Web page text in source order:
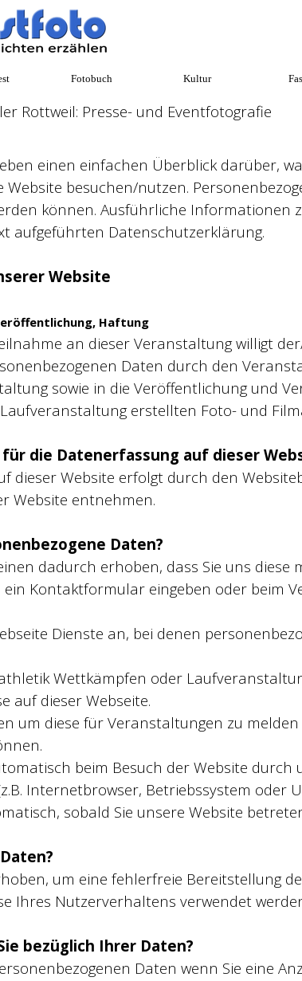
Menü
▼
Fotobuch ▼
Kultur
Rottweil: Presse- und Eventfotografie
einen einfachen Überblick darüber,
Website besuchen/nutzen.
können. Ausführliche Informationen
aufgeführten Datenschutzerklärung.
Website
Haftung
an dieser Veranstaltung willigt
Daten durch den
sowie in die Veröffentlichung und
erstellten Foto- und
die Datenerfassung auf dieser
dieser Website erfolgt durch den
Website entnehmen.
Daten?
dadurch erhoben, dass Sie uns diese
ein Kontaktformular eingeben oder beim
Dienste an, bei denen
Wettkämpfen oder
auf dieser Webseite.
um diese für Veranstaltungen zu
beim Besuch der Website durch
Internetbrowser, Betriebssystem oder
sobald Sie unsere Website
um eine fehlerfreie Bereitstellung
Ihres Nutzerverhaltens verwendet
bezüglich Ihrer Daten?
Daten wenn Sie eine